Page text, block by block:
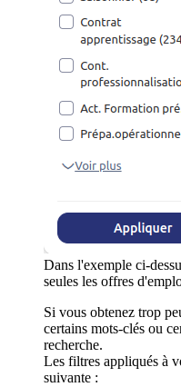
Dans l'exemple ci-
seules les offres
Si vous obtenez trop
certains mots-clés ou
recherche.
Les filtres appliqués à
suivante :